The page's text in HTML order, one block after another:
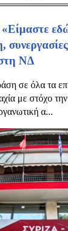
ΝΔ
σε όλα τα
με στόχο
α...